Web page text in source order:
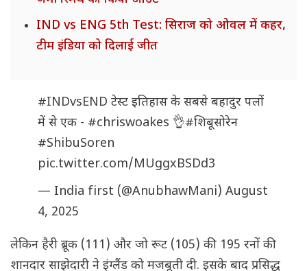
IND vs ENG 5th Test: सिराज को ओवल में कहर,
टीम इंडिया को दिलाई जीत
#INDvsEND टेस्ट इतिहास के सबसे बहादुर पलों
में से एक - #chriswoakes 👌#शिबूसोरेन
#ShibuSoren
pic.twitter.com/MUggxBSDd3
— India first (@AnubhawMani) August
4, 2025
लेकिन हैरी ब्रूक (111) और जो रूट (105) की 195 रनों की
शानदार साझेदारी ने इंग्लैंड को मजबूती दी. इसके बाद प्रसिद्ध